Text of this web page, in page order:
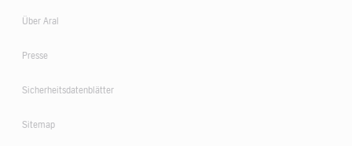
Über Aral
Presse
Sicherheitsdatenblätter
Sitemap